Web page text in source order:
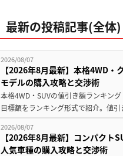
最新の投稿記事(全体)
2026/08/07
【2026年8月最新】本格4WD
モデルの購入攻略と交渉術
本格4WD・SUVの値引き額ランキン
目標額をランキング形式で紹介。値
2026/08/07
【2026年8月最新】コンパクト
人気車種の購入攻略と交渉術